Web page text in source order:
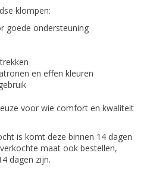
klompen:
goede ondersteuning
en effen kleuren
voor wie comfort en kwaliteit
is komt deze binnen 14 dagen
maat ook bestellen,
dagen zijn.